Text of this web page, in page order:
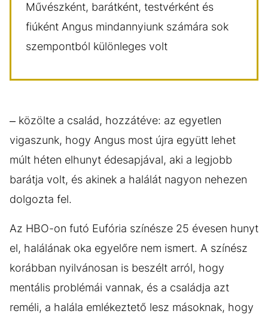
Művészként, barátként, testvérként és
fiúként Angus mindannyiunk számára sok
szempontból különleges volt
– közölte a család, hozzátéve: az egyetlen
vigaszunk, hogy Angus most újra együtt lehet
múlt héten elhunyt édesapjával, aki a legjobb
barátja volt, és akinek a halálát nagyon nehezen
dolgozta fel.
Az HBO-on futó Eufória színésze 25 évesen hunyt
el, halálának oka egyelőre nem ismert. A színész
korábban nyilvánosan is beszélt arról, hogy
mentális problémái vannak, és a családja azt
reméli, a halála emlékeztető lesz másoknak, hogy